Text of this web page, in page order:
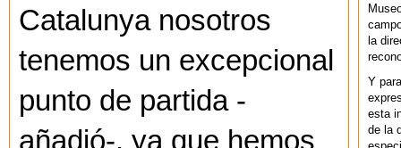
Catalunya nosotros
tenemos un excepcional
punto de partida -
añadió-, ya que hemos
la
Y
esta
de la